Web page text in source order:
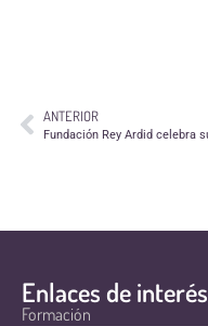
ANTERIOR
Enlaces de interés
Formación